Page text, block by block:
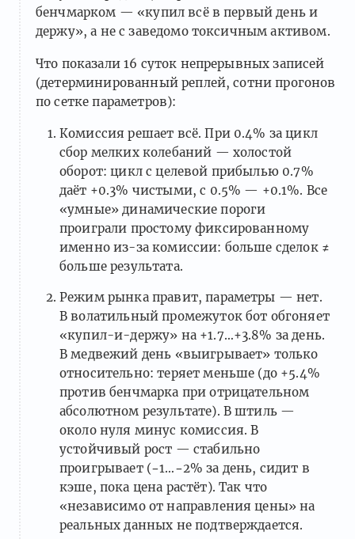
бенчмарком — «купил всё в первый день и
держу», а не с заведомо токсичным активом.
Что показали 16 суток непрерывных записей
(детерминированный реплей, сотни прогонов
по сетке параметров):
Комиссия решает всё. При 0.4% за цикл
сбор мелких колебаний — холостой
оборот: цикл с целевой прибылью 0.7%
даёт +0.3% чистыми, с 0.5% — +0.1%. Все
«умные» динамические пороги
проиграли простому фиксированному
именно из-за комиссии: больше сделок ≠
больше результата.
Режим рынка правит, параметры — нет.
В волатильный промежуток бот обгоняет
«купил-и-держу» на +1.7…+3.8% за день.
В медвежий день «выигрывает» только
относительно: теряет меньше (до +5.4%
против бенчмарка при отрицательном
абсолютном результате). В штиль —
около нуля минус комиссия. В
устойчивый рост — стабильно
проигрывает (−1…−2% за день, сидит в
кэше, пока цена растёт). Так что
«независимо от направления цены» на
реальных данных не подтверждается.